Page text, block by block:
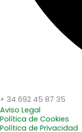
+ 34 692 45 87 35
Aviso Legal
Política de Cookies
Política de Privacidad